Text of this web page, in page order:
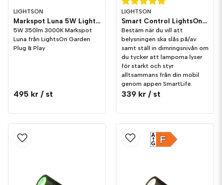
LIGHTSON
Markspot Luna 5W LightsOn Garden Plug & Play
5W 350lm 3000K Markspot
Luna från LightsOn Garden
Plug & Play
495 kr / st
LIGHTSON
Smart Control LightsOn Garden Plug & Play
Bestäm när du vill att
belysningen ska slås på/av
samt ställ in dimringsnivån om
du tycker att lamporna lyser
för starkt och styr
alltsammans från din mobil
genom appen SmartLife.
339 kr / st
F
A
G